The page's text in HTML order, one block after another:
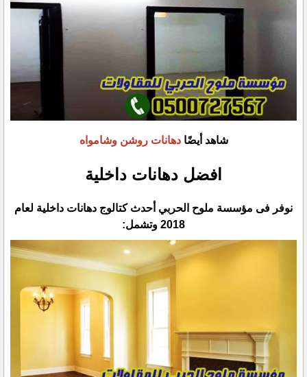
شاهد أيضًادهانات روشن وشامواه
افضل دهانات داخلية
نوفر فى مؤسسة ملوح الحربي أحدث كتالوج دهانات داخلية لعام
2018 وتشمل:‏